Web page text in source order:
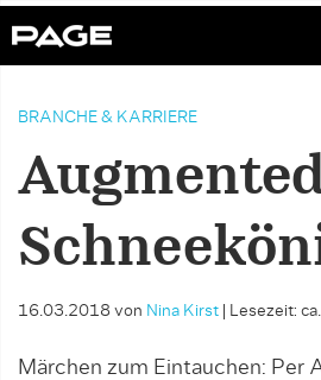
BRANCHE & KARRIERE
16.03.2018 von Nina Kirst Lesezeit:
Märchen zum Eintauchen: Per